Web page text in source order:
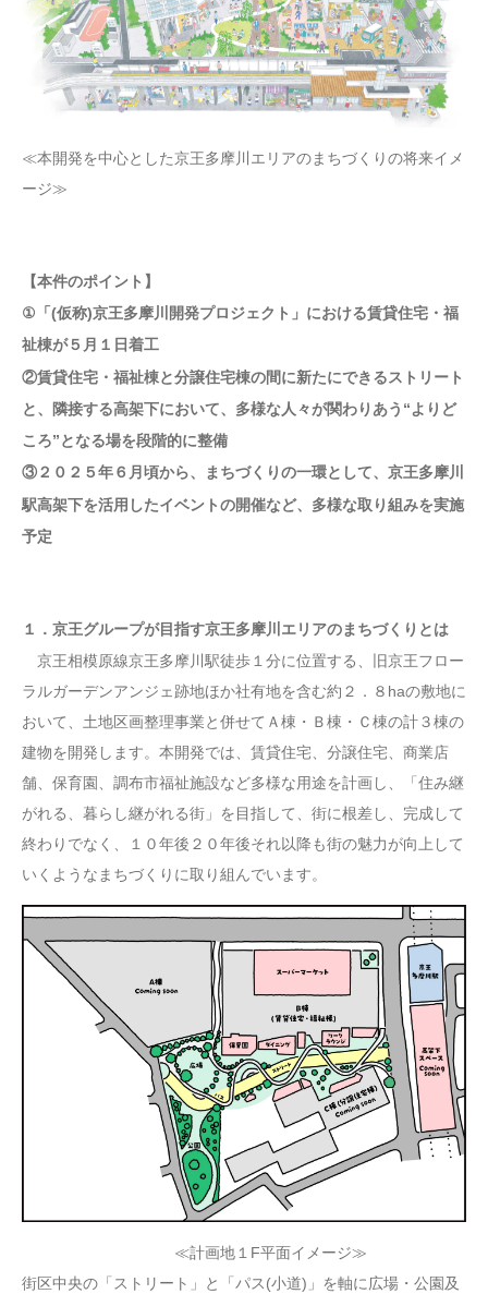
≪本開発を中心とした京王多摩川エリアのまちづくりの将来イメ
ージ≫
【本件のポイント】
①「(仮称)京王多摩川開発プロジェクト」における賃貸住宅・福
祉棟が５月１日着工
②賃貸住宅・福祉棟と分譲住宅棟の間に新たにできるストリート
と、隣接する高架下において、多様な人々が関わりあう“よりど
ころ”となる場を段階的に整備
③２０２５年６月頃から、まちづくりの一環として、京王多摩川
駅高架下を活用したイベントの開催など、多様な取り組みを実施
予定
１．京王グループが目指す京王多摩川エリアのまちづくりとは
京王相模原線京王多摩川駅徒歩１分に位置する、旧京王フロー
ラルガーデンアンジェ跡地ほか社有地を含む約２．８haの敷地に
おいて、土地区画整理事業と併せてＡ棟・Ｂ棟・Ｃ棟の計３棟の
建物を開発します。本開発では、賃貸住宅、分譲住宅、商業店
舗、保育園、調布市福祉施設など多様な用途を計画し、「住み継
がれる、暮らし継がれる街」を目指して、街に根差し、完成して
終わりでなく、１０年後２０年後それ以降も街の魅力が向上して
いくようなまちづくりに取り組んでいます。
≪計画地１F平面イメージ≫
街区中央の「ストリート」と「パス(小道)」を軸に広場・公園及